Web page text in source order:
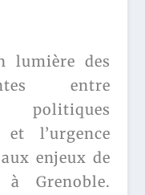
lumière des
entre
politiques
l’urgence
enjeux de
Grenoble.